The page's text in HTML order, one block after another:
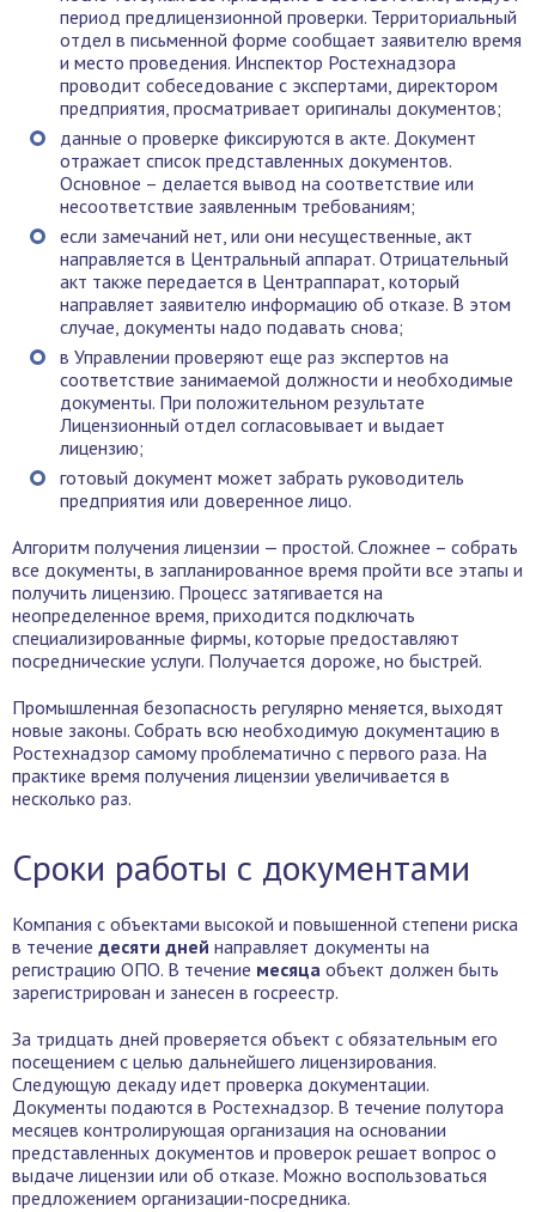
период предлицензионной проверки. Территориальный
отдел в письменной форме сообщает заявителю время
и место проведения. Инспектор Ростехнадзора
проводит собеседование с экспертами, директором
предприятия, просматривает оригиналы документов;
данные о проверке фиксируются в акте. Документ
отражает список представленных документов.
Основное – делается вывод на соответствие или
несоответствие заявленным требованиям;
если замечаний нет, или они несущественные, акт
направляется в Центральный аппарат. Отрицательный
акт также передается в Центраппарат, который
направляет заявителю информацию об отказе. В этом
случае, документы надо подавать снова;
в Управлении проверяют еще раз экспертов на
соответствие занимаемой должности и необходимые
документы. При положительном результате
Лицензионный отдел согласовывает и выдает
лицензию;
готовый документ может забрать руководитель
предприятия или доверенное лицо.
Алгоритм получения лицензии — простой. Сложнее – собрать
все документы, в запланированное время пройти все этапы и
получить лицензию. Процесс затягивается на
неопределенное время, приходится подключать
специализированные фирмы, которые предоставляют
посреднические услуги. Получается дороже, но быстрей.
Промышленная безопасность регулярно меняется, выходят
новые законы. Собрать всю необходимую документацию в
Ростехнадзор самому проблематично с первого раза. На
практике время получения лицензии увеличивается в
несколько раз.
Сроки работы с документами
Компания с объектами высокой и повышенной степени риска
в течение десяти дней направляет документы на
регистрацию ОПО. В течение месяца объект должен быть
зарегистрирован и занесен в госреестр.
За тридцать дней проверяется объект с обязательным его
посещением с целью дальнейшего лицензирования.
Следующую декаду идет проверка документации.
Документы подаются в Ростехнадзор. В течение полутора
месяцев контролирующая организация на основании
представленных документов и проверок решает вопрос о
выдаче лицензии или об отказе. Можно воспользоваться
предложением организации-посредника.